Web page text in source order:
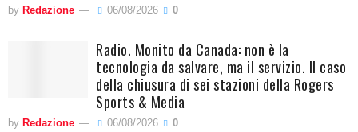
by Redazione 06/08/2026 0
Radio. Monito da Canada: non è la
tecnologia da salvare, ma il servizio. Il caso
della chiusura di sei stazioni della Rogers
Sports & Media
by Redazione 06/08/2026 0